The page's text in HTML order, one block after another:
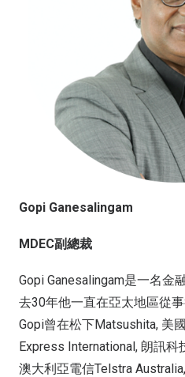
Gopi Ganesalingam
MDEC副總裁
Gopi Ganesalingam是一名金
去30年他一直在亞太地區從
Gopi曾在松下Matsushita, 美
Express International, 朗訊
澳大利亞電信Telstra